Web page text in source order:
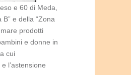
e 60 di Meda,
e della “Zona
prodotti
e donne in
cui
l’astensione